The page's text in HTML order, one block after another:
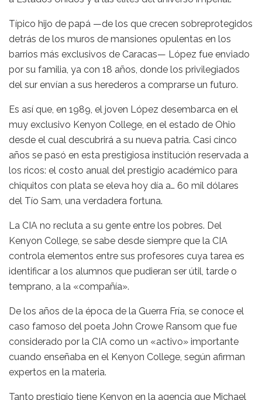
Típico hijo de papá —de los que crecen sobreprotegidos
detrás de los muros de mansiones opulentas en los
barrios más exclusivos de Caracas— López fue enviado
por su familia, ya con 18 años, donde los privilegiados
del sur envían a sus herederos a comprarse un futuro.
Es así que, en 1989, el joven López desembarca en el
muy exclusivo Kenyon College, en el estado de Ohio
desde el cual descubrirá a su nueva patria. Casi cinco
años se pasó en esta prestigiosa institución reservada a
los ricos: el costo anual del prestigio académico para
chiquitos con plata se eleva hoy día a… 60 mil dólares
del Tío Sam, una verdadera fortuna.
La CIA no recluta a su gente entre los pobres. Del
Kenyon College, se sabe desde siempre que la CIA
controla elementos entre sus profesores cuya tarea es
identificar a los alumnos que pudieran ser útil, tarde o
temprano, a la «compañía».
De los años de la época de la Guerra Fría, se conoce el
caso famoso del poeta John Crowe Ransom que fue
considerado por la CIA como un «activo» importante
cuando enseñaba en el Kenyon College, según afirman
expertos en la materia.
Tanto prestigio tiene Kenyon en la agencia que Michael